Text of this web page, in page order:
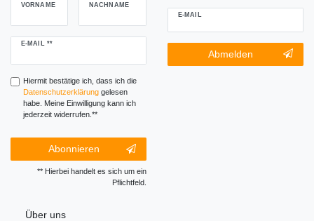
VORNAME NACHNAME
E-MAIL **
Newsletter
Hiermit bestätige ich, dass ich die
Daten­schutz­erklärunggelesen
habe. Meine Einwilligung kann ich
jederzeit widerrufen.**
Abonnieren
** Hierbei handelt es sich um ein
Pflichtfeld.
E-MAIL
Newsletter-
Abmeldung
Abmelden
Über uns